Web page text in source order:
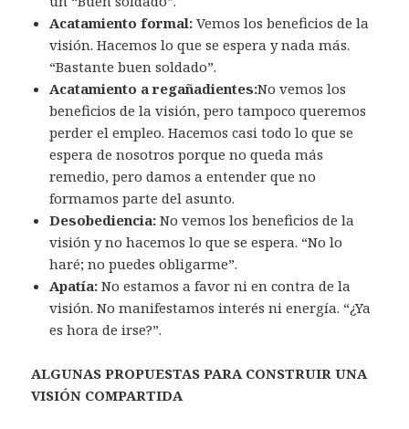
Acatamiento formal: Vemos los beneficios de la
visión. Hacemos lo que se espera y nada más.
“Bastante buen soldado”.
Acatamiento a regañadientes:No vemos los
beneficios de la visión, pero tampoco queremos
perder el empleo. Hacemos casi todo lo que se
espera de nosotros porque no queda más
remedio, pero damos a entender que no
formamos parte del asunto.
Desobediencia: No vemos los beneficios de la
visión y no hacemos lo que se espera. “No lo
haré; no puedes obligarme”.
Apatía: No estamos a favor ni en contra de la
visión. No manifestamos interés ni energía. “¿Ya
es hora de irse?”.
ALGUNAS PROPUESTAS PARA CONSTRUIR UNA
VISIÓN COMPARTIDA